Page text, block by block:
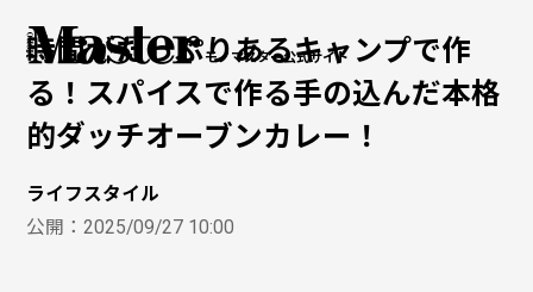
モノマスター公式サイト
時間がたっぷりあるキャンプで作
る！スパイスで作る手の込んだ本格
的ダッチオーブンカレー！
ライフスタイル
公開：2025/09/27 10:00